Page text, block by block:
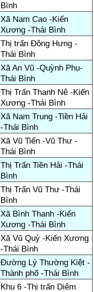
Bình
Xã Nam Cao -Kiến
Xương -Thái Bình
Thị trấn Đông Hưng -
Thái Bình
Xã An Vũ -Quỳnh Phụ-
Thái Bình
Thị Trấn Thanh Nê -Kiến
Xương -Thái Bình
Xã Nam Trung -Tiền Hải
-Thái Bình
Xã Vũ Tiến -Vũ Thư -
Thái Bình
Thị Trấn Tiền Hải -Thái
Bình
Thị Trấn Vũ Thư -Thái
Bình
Xã Bình Thanh -Kiến
Xương -Thái Bình
Xã Vũ Quý -Kiến Xương
-Thái Bình
Đường Lý Thường Kiệt -
Thành phố -Thái Bình
Khu 6 -Thị trấn Diêm